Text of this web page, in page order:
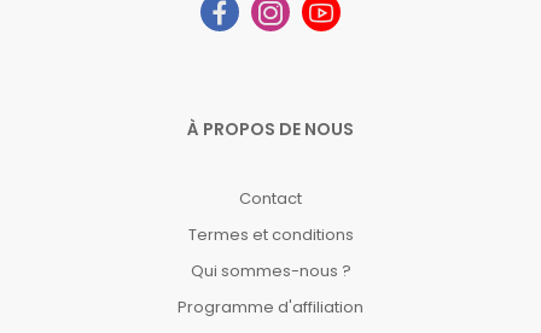
À PROPOS DE NOUS
Contact
Termes et conditions
Qui sommes-nous ?
Programme d'affiliation